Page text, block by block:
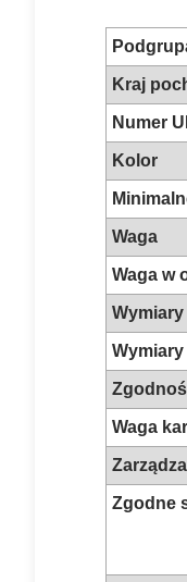
Kraj
Numer
Kolor
Waga
Waga w
Wymiary
Waga
Zgodne